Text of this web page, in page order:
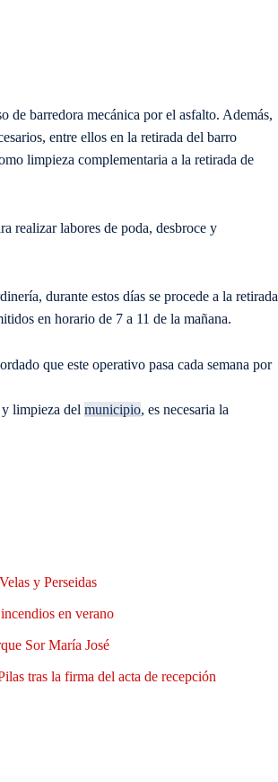
de barredora mecánica por el asfalto. Además,
entre ellos en la retirada del barro
limpieza complementaria a la retirada de
realizar labores de poda, desbroce y
durante estos días se procede a la retirada
en horario de 7 a 11 de la mañana.
que este operativo pasa cada semana por
limpieza del municipio, es necesaria la
y Perseidas
en verano
Sor María José
tras la firma del acta de recepción